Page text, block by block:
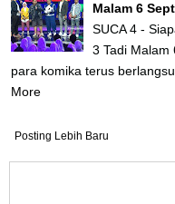
Malam 6
SUCA 4 -
3 Tadi Malam
para komika terus
More
Posting Lebih Baru